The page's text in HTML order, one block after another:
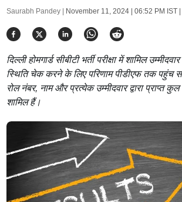
Saurabh Pandey | November 11, 2024 | 06:52 PM IST|
दिल्ली होमगार्ड सीबीटी भर्ती परीक्षा में शामिल
स्थिति चेक करने के लिए परिणाम पीडीएफ तक पहुंच
रोल नंबर, नाम और प्रत्येक उम्मीदवार द्वारा प्राप्त
शामिल हैं।